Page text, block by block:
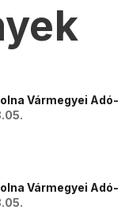
Vármegyei Adó-
Vármegyei Adó-